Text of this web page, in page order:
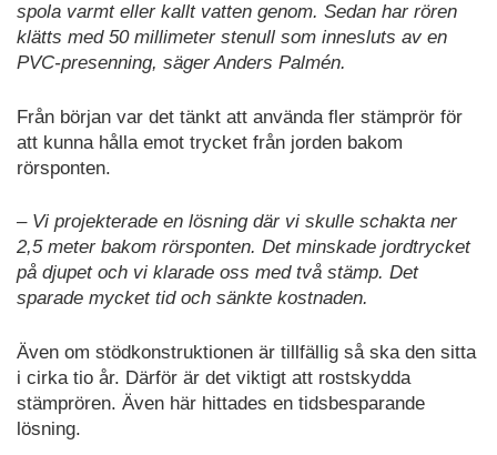
spola varmt eller kallt vatten genom. Sedan har rören
klätts med 50 millimeter stenull som innesluts av en
PVC-presenning, säger Anders Palmén.
Från början var det tänkt att använda fler stämprör för
att kunna hålla emot trycket från jorden bakom
rörsponten.
– Vi projekterade en lösning där vi skulle schakta ner
2,5 meter bakom rörsponten. Det minskade jordtrycket
på djupet och vi klarade oss med två stämp. Det
sparade mycket tid och sänkte kostnaden.
Även om stödkonstruktionen är tillfällig så ska den sitta
i cirka tio år. Därför är det viktigt att rostskydda
stämprören. Även här hittades en tidsbesparande
lösning.